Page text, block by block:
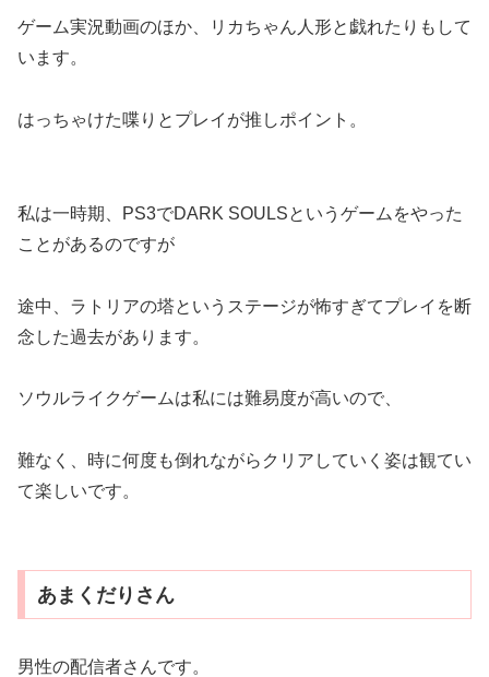
ゲーム実況動画のほか、リカちゃん人形と戯れたりもして
います。
はっちゃけた喋りとプレイが推しポイント。
私は一時期、PS3でDARK SOULSというゲームをやった
ことがあるのですが
途中、ラトリアの塔というステージが怖すぎてプレイを断
念した過去があります。
ソウルライクゲームは私には難易度が高いので、
難なく、時に何度も倒れながらクリアしていく姿は観てい
て楽しいです。
あまくだりさん
男性の配信者さんです。